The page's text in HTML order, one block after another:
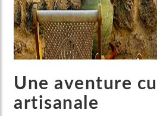
Une aventure
artisanale